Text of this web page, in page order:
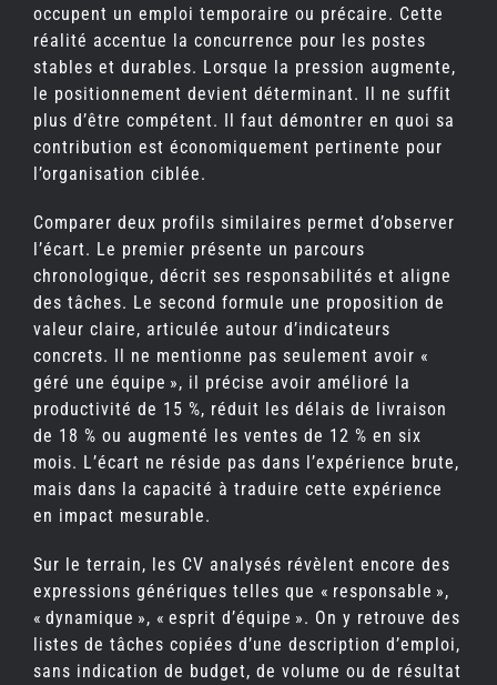
occupent un emploi temporaire ou précaire. Cette
réalité accentue la concurrence pour les postes
stables et durables. Lorsque la pression augmente,
le positionnement devient déterminant. Il ne suffit
plus d’être compétent. Il faut démontrer en quoi sa
contribution est économiquement pertinente pour
l’organisation ciblée.
Comparer deux profils similaires permet d’observer
l’écart. Le premier présente un parcours
chronologique, décrit ses responsabilités et aligne
des tâches. Le second formule une proposition de
valeur claire, articulée autour d’indicateurs
concrets. Il ne mentionne pas seulement avoir «
géré une équipe », il précise avoir amélioré la
productivité de 15 %, réduit les délais de livraison
de 18 % ou augmenté les ventes de 12 % en six
mois. L’écart ne réside pas dans l’expérience brute,
mais dans la capacité à traduire cette expérience
en impact mesurable.
Sur le terrain, les CV analysés révèlent encore des
expressions génériques telles que « responsable »,
« dynamique », « esprit d’équipe ». On y retrouve des
listes de tâches copiées d’une description d’emploi,
sans indication de budget, de volume ou de résultat